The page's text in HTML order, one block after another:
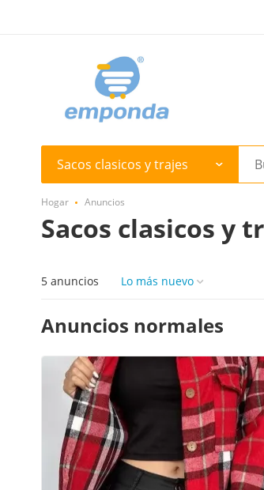
Sacos clasicos y trajes
Hogar Anuncios
Sacos clasicos y
5 anuncios Lo más nuevo
Anuncios normales